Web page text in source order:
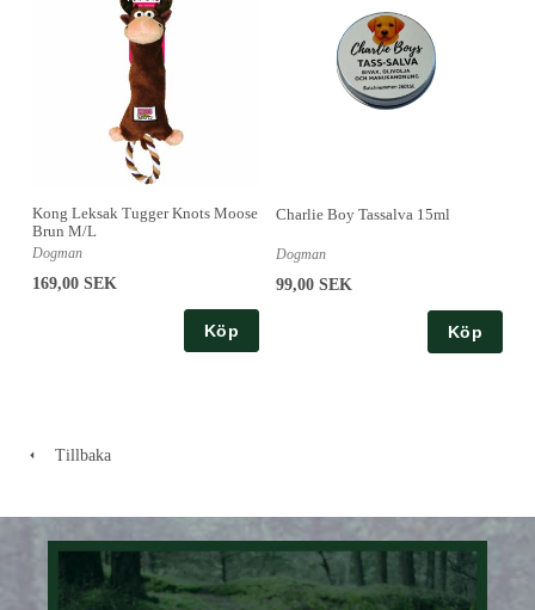
Kong Leksak Tugger Knots Moose
Brun M/L
Dogman
169,00 SEK
Köp
Charlie Boy Tassalva 15ml
Dogman
99,00 SEK
Köp
Tillbaka